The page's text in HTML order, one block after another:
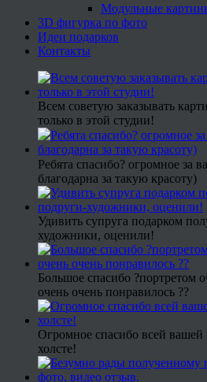
Модульные
3D фигурка по фото
Идеи подарков
Контакты
Всем советую заказывать
только в этой студии!
Ребята спасибо? огромное за
благодарна за такую красоту)
Удивить супруга подарком
художники, оценили!
Большое спасибо ?портретом
очень очень понравилось ??
Огромное спасибо всей вашей
холсте!